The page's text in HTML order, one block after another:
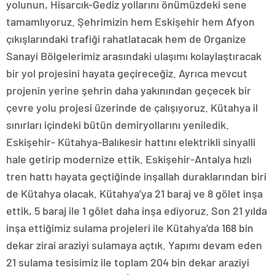
yolunun, Hisarcık-Gediz yollarını önümüzdeki sene
tamamlıyoruz. Şehrimizin hem Eskişehir hem Afyon
çıkışlarındaki trafiği rahatlatacak hem de Organize
Sanayi Bölgelerimiz arasındaki ulaşımı kolaylaştıracak
bir yol projesini hayata geçireceğiz. Ayrıca mevcut
projenin yerine şehrin daha yakınından geçecek bir
çevre yolu projesi üzerinde de çalışıyoruz. Kütahya il
sınırları içindeki bütün demiryollarını yeniledik.
Eskişehir- Kütahya-Balıkesir hattını elektrikli sinyalli
hale getirip modernize ettik. Eskişehir-Antalya hızlı
tren hattı hayata geçtiğinde inşallah duraklarından biri
de Kütahya olacak. Kütahya’ya 21 baraj ve 8 gölet inşa
ettik, 5 baraj ile 1 gölet daha inşa ediyoruz. Son 21 yılda
inşa ettiğimiz sulama projeleri ile Kütahya’da 168 bin
dekar zirai araziyi sulamaya açtık. Yapımı devam eden
21 sulama tesisimiz ile toplam 204 bin dekar araziyi